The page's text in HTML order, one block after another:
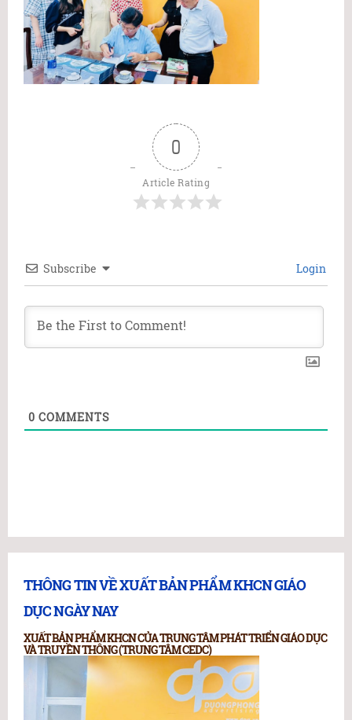
0
Article Rating
Subscribe Login
0 COMMENTS
THÔNG TIN VỀ XUẤT BẢN PHẨM KHCN GIÁO
DỤC NGÀY NAY
XUẤT BẢN PHẨM KHCN CỦA TRUNG TÂM PHÁT TRIỂN GIÁO DỤC
VÀ TRUYỀN THÔNG (TRUNG TÂM CEDC)